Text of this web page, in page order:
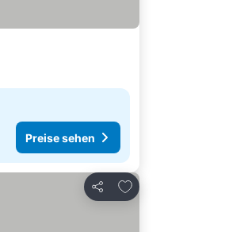
Preise sehen
Teilen
Zu Favoriten